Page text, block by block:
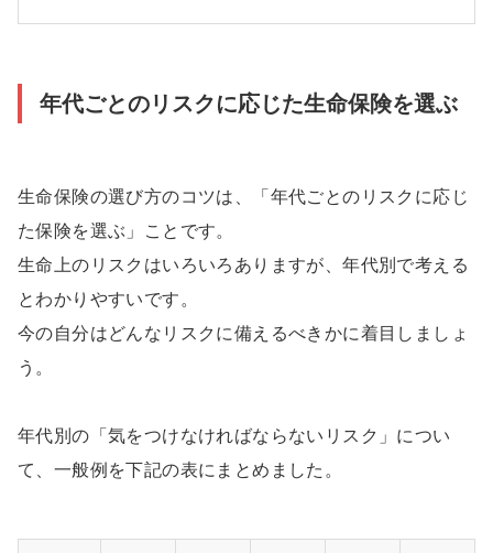
年代ごとのリスクに応じた生命保険を選ぶ
生命保険の選び方のコツは、「年代ごとのリスクに応じ
た保険を選ぶ」ことです。
生命上のリスクはいろいろありますが、年代別で考える
とわかりやすいです。
今の自分はどんなリスクに備えるべきかに着目しましょ
う。
年代別の「気をつけなければならないリスク」につい
て、一般例を下記の表にまとめました。